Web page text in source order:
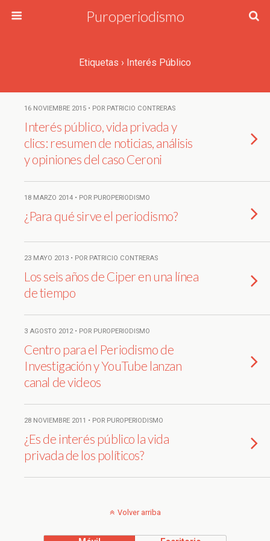
Puroperiodismo
Etiquetas › Interés Público
16 NOVIEMBRE 2015 • POR PATRICIO CONTRERAS
Interés público, vida privada y
clics: resumen de noticias, análisis
y opiniones del caso Ceroni
18 MARZO 2014 • POR PUROPERIODISMO
¿Para qué sirve el periodismo?
23 MAYO 2013 • POR PATRICIO CONTRERAS
Los seis años de Ciper en una línea
de tiempo
3 AGOSTO 2012 • POR PUROPERIODISMO
Centro para el Periodismo de
Investigación y YouTube lanzan
canal de videos
28 NOVIEMBRE 2011 • POR PUROPERIODISMO
¿Es de interés público la vida
privada de los políticos?
Volver arriba